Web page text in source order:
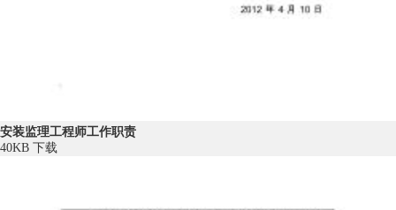
安装监理工程师工作职责
40KB 下载